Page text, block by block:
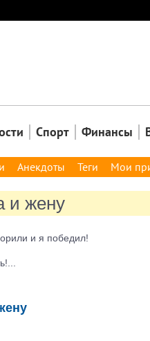
Спорт Финансы
Анекдоты Теги Мои
и жену
и я победил!